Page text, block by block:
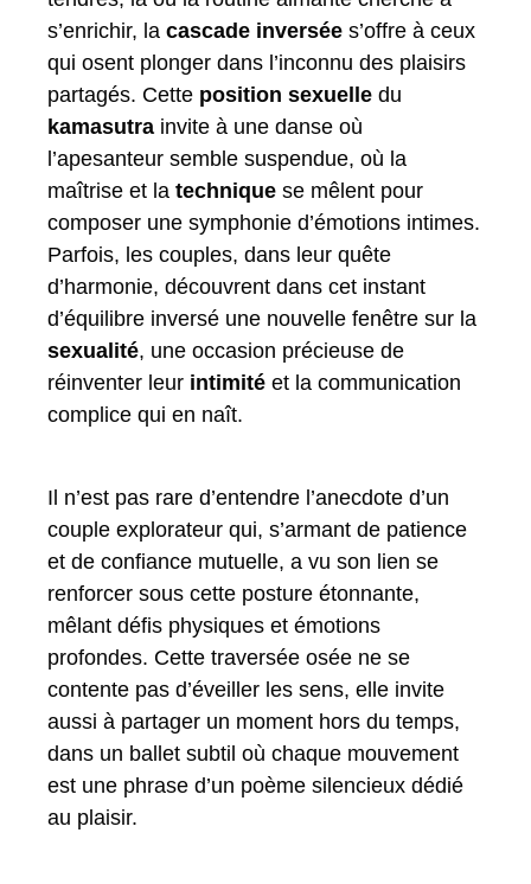
s’enrichir, la cascade inversée s’offre à ceux
qui osent plonger dans l’inconnu des plaisirs
partagés. Cette position sexuelle du
kamasutra invite à une danse où
l’apesanteur semble suspendue, où la
maîtrise et la technique se mêlent pour
composer une symphonie d’émotions intimes.
Parfois, les couples, dans leur quête
d’harmonie, découvrent dans cet instant
d’équilibre inversé une nouvelle fenêtre sur la
sexualité, une occasion précieuse de
réinventer leur intimité et la communication
complice qui en naît.
Il n’est pas rare d’entendre l’anecdote d’un
couple explorateur qui, s’armant de patience
et de confiance mutuelle, a vu son lien se
renforcer sous cette posture étonnante,
mêlant défis physiques et émotions
profondes. Cette traversée osée ne se
contente pas d’éveiller les sens, elle invite
aussi à partager un moment hors du temps,
dans un ballet subtil où chaque mouvement
est une phrase d’un poème silencieux dédié
au plaisir.